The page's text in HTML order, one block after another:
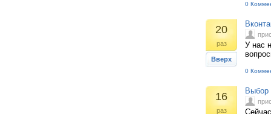
0
20
раз
Вверх
У нас
0
16
раз
Выбор